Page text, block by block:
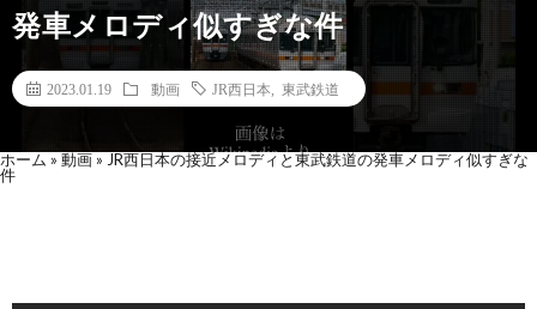
発車メロディ似すぎな件
2023.01.19 動画 JR西日本 東武鉄道
ホーム » 動画 » JR西日本の接近メロディと東武鉄道の発車メロディ似すぎな
件